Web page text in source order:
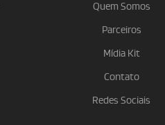
Quem Somos
Parceiros
Mídia Kit
Contato
Redes Sociais